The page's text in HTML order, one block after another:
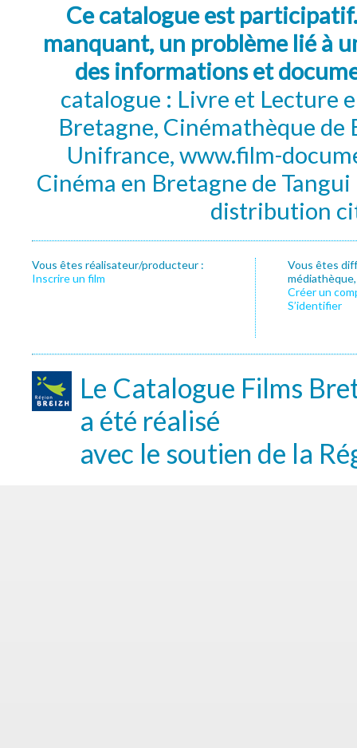
Ce catalogue est
manquant, un problème lié à
des informations et
catalogue : Livre et Lecture
Bretagne, Cinémathèque de
Unifrance, www.film-
Cinéma en Bretagne de
distribution
Vous êtes réalisateur/producteur :
Inscrire un film
Vous êtes
Créer un
S’identifier
Le Catalogue Films
a été réalisé
avec le soutien de la